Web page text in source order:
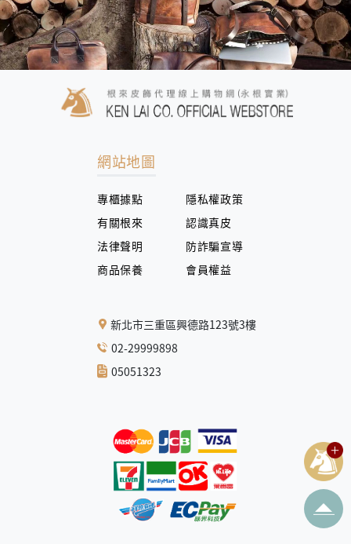
網站地圖
專櫃據點
隱私權政策
有關根來
認識真皮
法律聲明
防詐騙宣導
商品保養
會員權益
新北市三重區興德路123號3樓
02-29999898
05051323